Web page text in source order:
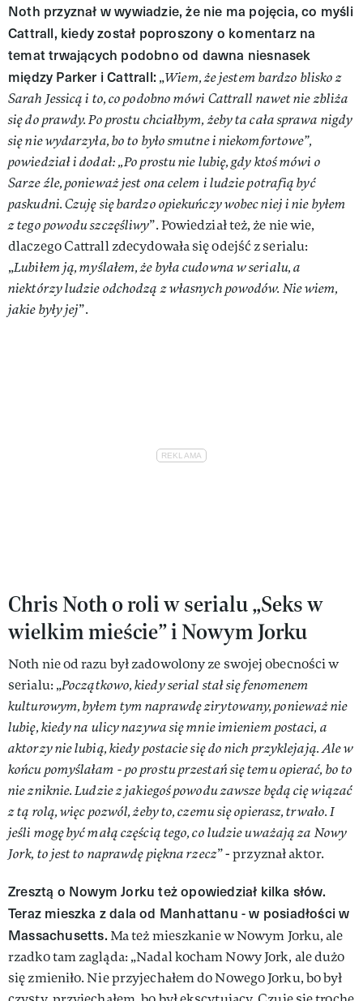
Noth przyznał w wywiadzie, że nie ma pojęcia, co myśli
Cattrall, kiedy został poproszony o komentarz na
temat trwających podobno od dawna niesnasek
między Parker i Cattrall: „Wiem, że jestem bardzo blisko z
Sarah Jessicą i to, co podobno mówi Cattrall nawet nie zbliża
się do prawdy. Po prostu chciałbym, żeby ta cała sprawa nigdy
się nie wydarzyła, bo to było smutne i niekomfortowe”,
powiedział i dodał: „Po prostu nie lubię, gdy ktoś mówi o
Sarze źle, ponieważ jest ona celem i ludzie potrafią być
paskudni. Czuję się bardzo opiekuńczy wobec niej i nie byłem
z tego powodu szczęśliwy”. Powiedział też, że nie wie,
dlaczego Cattrall zdecydowała się odejść z serialu:
„Lubiłem ją, myślałem, że była cudowna w serialu, a
niektórzy ludzie odchodzą z własnych powodów. Nie wiem,
jakie były jej”.
Chris Noth o roli w serialu „Seks w
wielkim mieście” i Nowym Jorku
Noth nie od razu był zadowolony ze swojej obecności w
serialu: „Początkowo, kiedy serial stał się fenomenem
kulturowym, byłem tym naprawdę zirytowany, ponieważ nie
lubię, kiedy na ulicy nazywa się mnie imieniem postaci, a
aktorzy nie lubią, kiedy postacie się do nich przyklejają. Ale w
końcu pomyślałam - po prostu przestań się temu opierać, bo to
nie zniknie. Ludzie z jakiegoś powodu zawsze będą cię wiązać
z tą rolą, więc pozwól, żeby to, czemu się opierasz, trwało. I
jeśli mogę być małą częścią tego, co ludzie uważają za Nowy
Jork, to jest to naprawdę piękna rzecz” - przyznał aktor.
Zresztą o Nowym Jorku też opowiedział kilka słów.
Teraz mieszka z dala od Manhattanu - w posiadłości w
Massachusetts.Ma też mieszkanie w Nowym Jorku, ale
rzadko tam zagląda: „Nadal kocham Nowy Jork, ale dużo
się zmieniło. Nie przyjechałem do Nowego Jorku, bo był